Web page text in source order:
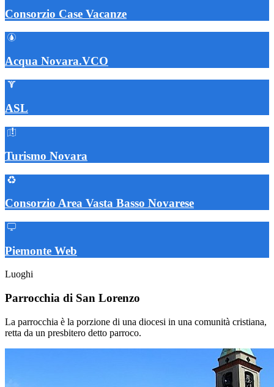
Consorzio Case Vacanze
Acqua Novara.VCO
ASL
Turismo Novara
Consorzio Area Vasta Basso Novarese
Piemonte Web
Luoghi
Parrocchia di San Lorenzo
La parrocchia è la porzione di una diocesi in una comunità cristiana,
retta da un presbitero detto parroco.